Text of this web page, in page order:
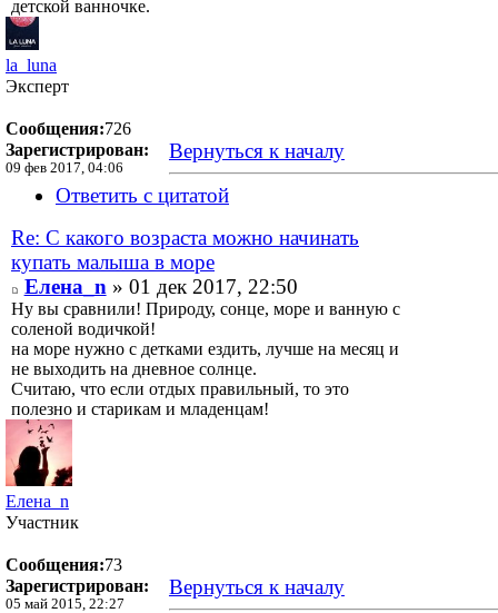
детской ванночке.
la_luna
Эксперт
Сообщения:726
Зарегистрирован:
09 фев 2017, 04:06
Вернуться к началу
Ответить с цитатой
Re: С какого возраста можно начинать
купать малыша в море
Елена_n » 01 дек 2017, 22:50
Ну вы сравнили! Природу, сонце, море и ванную с
соленой водичкой!
на море нужно с детками ездить, лучше на месяц и
не выходить на дневное солнце.
Считаю, что если отдых правильный, то это
полезно и старикам и младенцам!
Елена_n
Участник
Сообщения:73
Зарегистрирован:
05 май 2015, 22:27
Вернуться к началу